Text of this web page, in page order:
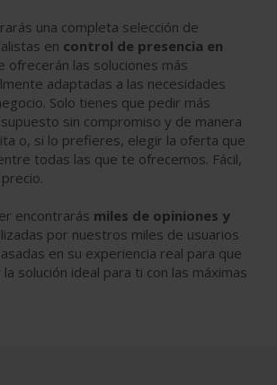
una completa selección de
en control de presencia en
ofrecerán las soluciones más
adaptadas a las necesidades
Solo tienes que pedir más
sin compromiso y de manera
o, si lo prefieres, elegir la oferta que
todas las que te ofrecemos. Fácil,
encontrarás miles de opiniones y
por nuestros miles de usuarios
en su experiencia real para que
solución ideal para ti con las máximas